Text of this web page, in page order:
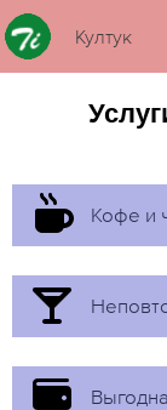
Култук
Кофе и